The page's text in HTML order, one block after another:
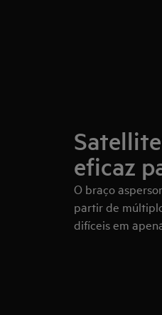
eficaz
O braço
partir de
difíceis em